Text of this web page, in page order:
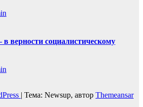
верности социалистическому
| Тема: Newsup, автор Themeansar